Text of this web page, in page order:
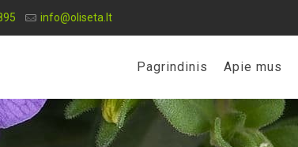
info@oliseta.lt
Pagrindinis Apie mus